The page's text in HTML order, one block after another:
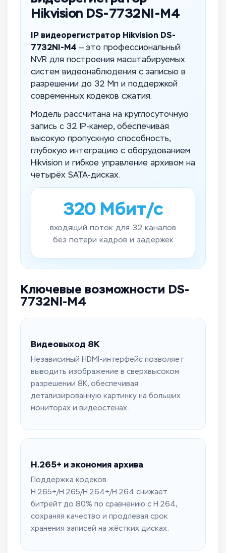
Hikvision DS-7732NI-M4
IP видеорегистратор Hikvision DS-
7732NI-M4 — это профессиональный
NVR для построения масштабируемых
систем видеонаблюдения с записью в
разрешении до 32 Мп и поддержкой
современных кодеков сжатия.
Модель рассчитана на круглосуточную
запись с 32 IP-камер, обеспечивая
высокую пропускную способность,
глубокую интеграцию с оборудованием
Hikvision и гибкое управление архивом на
четырёх SATA-дисках.
320 Мбит/с
входящий поток для 32 каналов
без потери кадров и задержек
Ключевые возможности DS-
7732NI-M4
Видеовыход 8K
Независимый HDMI-интерфейс позволяет
выводить изображение в сверхвысоком
разрешении 8K, обеспечивая
детализированную картинку на больших
мониторах и видеостенах.
H.265+ и экономия архива
Поддержка кодеков
H.265+/H.265/H.264+/H.264 снижает
битрейт до 80% по сравнению с H.264,
сохраняя качество и продлевая срок
хранения записей на жёстких дисках.